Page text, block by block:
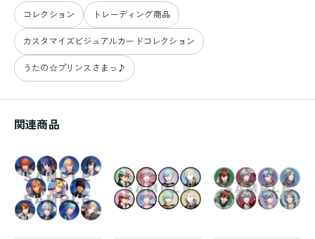
コレクション トレーディング商品
カスタマイズビジュアルカードコレクション
うたの☆プリンスさまっ♪
関連商品